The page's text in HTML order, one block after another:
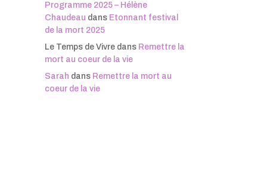
Programme 2025 – Hélène
Chaudeau dans Etonnant festival
de la mort 2025
Le Temps de Vivredans Remettre la
mort au coeur de la vie
Sarah dans Remettre la mort au
coeur de la vie